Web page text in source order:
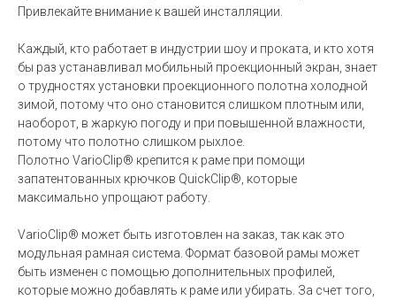
Привлекайте внимание к вашей инсталляции.
Каждый, кто работает в индустрии шоу и проката, и кто хотя
бы раз устанавливал мобильный проекционный экран, знает
о трудностях установки проекционного полотна холодной
зимой, потому что оно становится слишком плотным или,
наоборот, в жаркую погоду и при повышенной влажности,
потому что полотно слишком рыхлое.
Полотно VarioClip® крепится к раме при помощи
запатентованных крючков QuickClip®, которые
максимально упрощают работу.
VarioClip® может быть изготовлен на заказ, так как это
модульная рамная система. Формат базовой рамы может
быть изменен с помощью дополнительных профилей,
которые можно добавлять к раме или убирать. За счет того,